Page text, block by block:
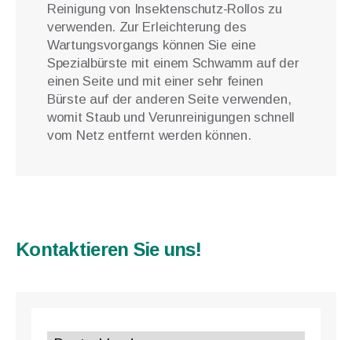
Reinigung von Insektenschutz-Rollos zu
verwenden. Zur Erleichterung des
Wartungsvorgangs können Sie eine
Spezialbürste mit einem Schwamm auf der
einen Seite und mit einer sehr feinen
Bürste auf der anderen Seite verwenden,
womit Staub und Verunreinigungen schnell
vom Netz entfernt werden können.
Kontaktieren Sie uns!